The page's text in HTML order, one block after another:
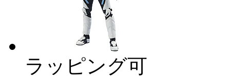
ラッピング可